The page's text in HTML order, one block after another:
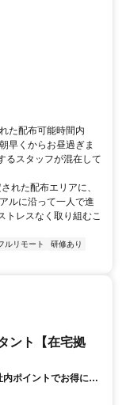
た配布可能時間内
早くからお昼過ぎま
るスタッフが混在して
れた配布エリアに、
ルに沿って一人で進
トレスなく取り組むこ
ルリモート
研修あり
ント【在宅拠
ポイントでお得に買